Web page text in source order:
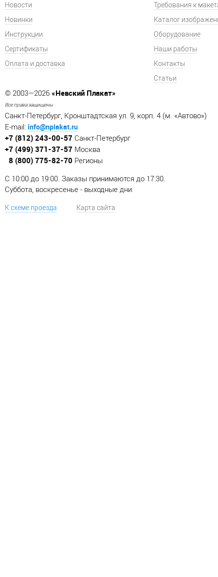
Новости
Новинки
Инструкции
Сертификаты
Оплата и доставка
Требования к
Каталог
Оборудование
Наши работы
Контакты
Статьи
© 2003—2026 «Невский Плакат»
Все права защищены
Санкт-Петербург, Кронштадтская ул. 9, корп. 4 (м. «Автово»)
E-mail: info@nplakat.ru
+7 (812) 243-00-57 Санкт-Петербург
+7 (499) 371-37-57 Москва
8 (800) 775-82-70 Регионы
C 10:00 до 19:00. Заказы принимаются до 17:30.
Суббота, воскресенье - выходные дни.
К схеме проезда Карта сайта